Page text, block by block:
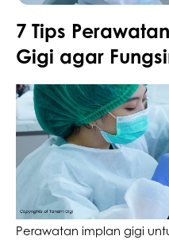
Promo &
Deals
7 Tips
Gigi agar
Perawatan implan gigi